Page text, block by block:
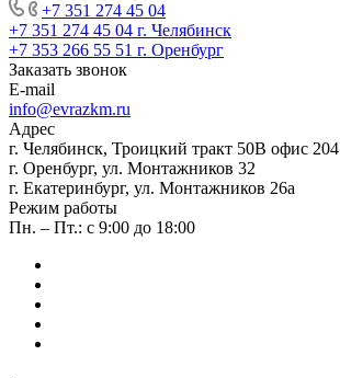
+7 351 274 45 04
+7 351 274 45 04 г. Челябинск
+7 353 266 55 51 г. Оренбург
Заказать звонок
E-mail
info@evrazkm.ru
Адрес
г. Челябинск, Троицкий тракт 50В офис 204
г. Оренбург, ул. Монтажников 32
г. Екатеринбург, ул. Монтажников 26а
Режим работы
Пн. – Пт.: с 9:00 до 18:00